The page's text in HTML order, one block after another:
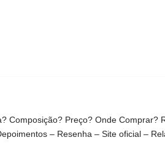
Composição? Preço? Onde Comprar?
– Resenha – Site oficial –